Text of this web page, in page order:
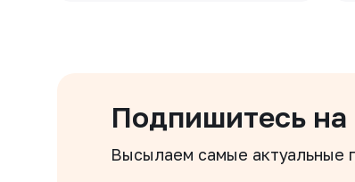
Подпишитесь
Высылаем самые актуальные